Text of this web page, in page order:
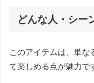
どんな人・シー
このアイテムは、単な
て楽しめる点が魅力で